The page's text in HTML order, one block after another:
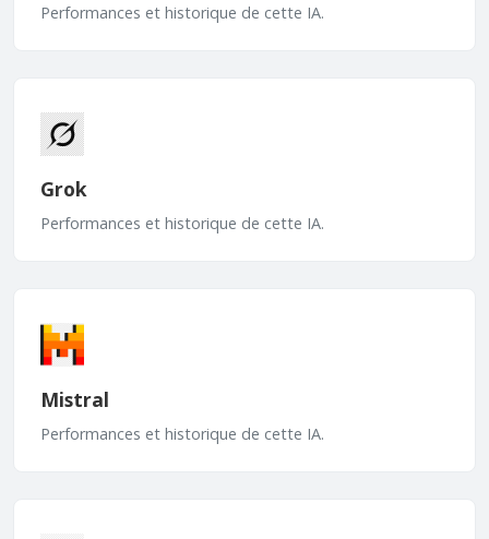
Performances et historique de cette IA.
Grok
Performances et historique de cette IA.
Mistral
Performances et historique de cette IA.